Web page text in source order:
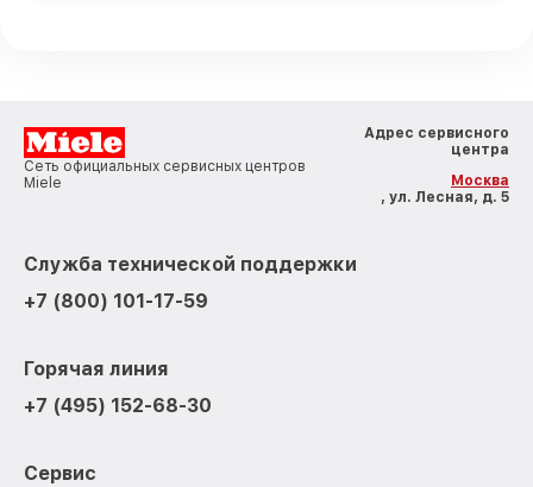
Сеть официальных сервисных центров
Miele
Адрес сервисного
центра
Москва
, ул. Лесная, д. 5
Служба технической поддержки
+7 (800) 101-17-59
Горячая линия
+7 (495) 152-68-30
Сервис